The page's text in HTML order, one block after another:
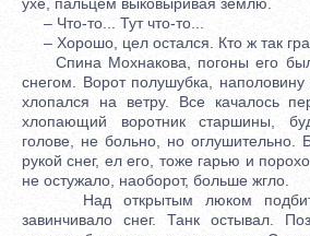
– Что-то... Тут что-то...
– Хорошо, цел остался. Кто ж так
Спина Мохнакова, погоны его
снегом. Ворот полушубка,
хлопался на ветру. Все качалось
хлопающий воротник старшины,
голове, не больно, но оглушительно.
рукой снег, ел его, тоже гарью и
не остужало, наоборот, больше жгло.
Над открытым люком
завинчивало снег. Танк остывал.